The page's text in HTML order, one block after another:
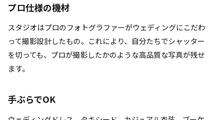
プロ仕様の機材
スタジオはプロのフォトグラファーがウェディングにこだわ
って撮影設計したもの。これにより、自分たちでシャッター
を切っても、プロが撮影したかのような高品質な写真が残せ
ます。
手ぶらでOK